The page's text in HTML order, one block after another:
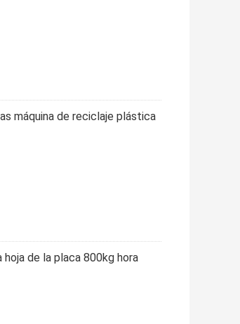
máquina de reciclaje plástica
de la placa 800kg hora